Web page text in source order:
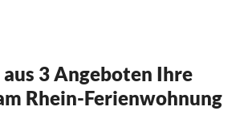
3 Angeboten Ihre
Rhein-Ferienwohnung